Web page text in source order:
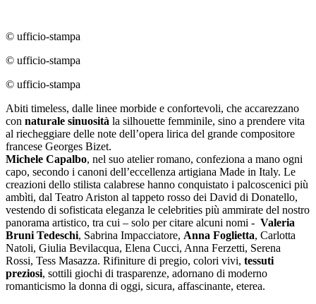
© ufficio-stampa
© ufficio-stampa
© ufficio-stampa
Abiti timeless, dalle linee morbide e confortevoli, che accarezzano
con naturale sinuosità la silhouette femminile, sino a prendere vita
al riecheggiare delle note dell’opera lirica del grande compositore
francese Georges Bizet.
Michele Capalbo, nel suo atelier romano, confeziona a mano ogni
capo, secondo i canoni dell’eccellenza artigiana Made in Italy. Le
creazioni dello stilista calabrese hanno conquistato i palcoscenici più
ambìti, dal Teatro Ariston al tappeto rosso dei David di Donatello,
vestendo di sofisticata eleganza le celebrities più ammirate del nostro
panorama artistico, tra cui – solo per citare alcuni nomi - Valeria
Bruni Tedeschi, Sabrina Impacciatore, Anna Foglietta, Carlotta
Natoli, Giulia Bevilacqua, Elena Cucci, Anna Ferzetti, Serena
Rossi, Tess Masazza. Rifiniture di pregio, colori vivi, tessuti
preziosi, sottili giochi di trasparenze, adornano di moderno
romanticismo la donna di oggi, sicura, affascinante, eterea.